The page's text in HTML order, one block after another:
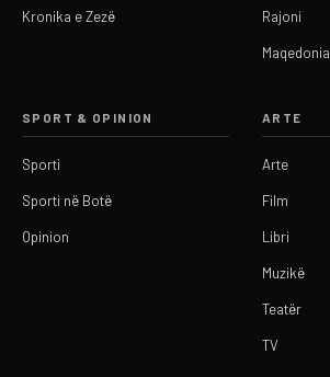
Kronika e Zezë Rajoni
Maqedonia
SPORT & OPINION
Sporti
Sporti në Botë
Opinion
ARTE
Arte
Film
Libri
Muzikë
Teatër
TV